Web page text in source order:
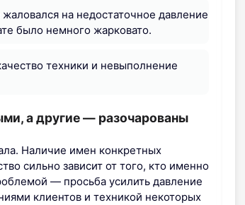
на недостаточное давление
было немного жарковато.
техники и невыполнение
а другие — разочарованы
Наличие имен конкретных
сильно зависит от того, кто именно
— просьба усилить давление
клиентов и техникой некоторых